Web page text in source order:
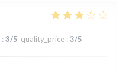
: 3/5 quality_price : 3/5